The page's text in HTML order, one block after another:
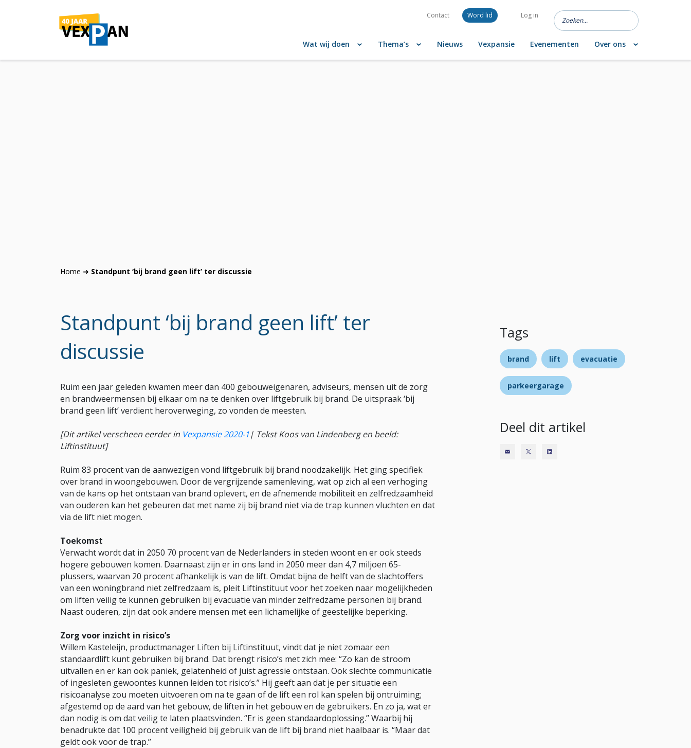
Contact Word lid Log in
Wat wij doen Thema’s Nieuws Vexpansie Evenementen Over ons
Home ➜ Standpunt ‘bij brand geen lift’ ter discussie
Standpunt ‘bij brand geen lift’ ter
discussie
Ruim een jaar geleden kwamen meer dan 400 gebouweigenaren, adviseurs, mensen uit de zorg
en brandweermensen bij elkaar om na te denken over liftgebruik bij brand. De uitspraak ‘bij
brand geen lift’ verdient heroverweging, zo vonden de meesten.
[Dit artikel verscheen eerder in Vexpansie 2020-1| Tekst Koos van Lindenberg en beeld:
Liftinstituut]
Ruim 83 procent van de aanwezigen vond liftgebruik bij brand noodzakelijk. Het ging specifiek
over brand in woongebouwen. Door de vergrijzende samenleving, wat op zich al een verhoging
van de kans op het ontstaan van brand oplevert, en de afnemende mobiliteit en zelfredzaamheid
van ouderen kan het gebeuren dat met name zij bij brand niet via de trap kunnen vluchten en dat
via de lift niet mogen.
Toekomst
Verwacht wordt dat in 2050 70 procent van de Nederlanders in steden woont en er ook steeds
hogere gebouwen komen. Daarnaast zijn er in ons land in 2050 meer dan 4,7 miljoen 65-
plussers, waarvan 20 procent afhankelijk is van de lift. Omdat bijna de helft van de slachtoffers
van een woningbrand niet zelfredzaam is, pleit Liftinstituut voor het zoeken naar mogelijkheden
om liften veilig te kunnen gebruiken bij evacuatie van minder zelfredzame personen bij brand.
Naast ouderen, zijn dat ook andere mensen met een lichamelijke of geestelijke beperking.
Zorg voor inzicht in risico’s
Willem Kasteleijn, productmanager Liften bij Liftinstituut, vindt dat je niet zomaar een
standaardlift kunt gebruiken bij brand. Dat brengt risico’s met zich mee: “Zo kan de stroom
uitvallen en er kan ook paniek, gelatenheid of juist agressie ontstaan. Ook slechte communicatie
of ingesleten gewoontes kunnen leiden tot risico’s.” Hij geeft aan dat je per situatie een
risicoanalyse zou moeten uitvoeren om na te gaan of de lift een rol kan spelen bij ontruiming;
afgestemd op de aard van het gebouw, de liften in het gebouw en de gebruikers. En zo ja, wat er
dan nodig is om dat veilig te laten plaatsvinden. “Er is geen standaardoplossing.’’ Waarbij hij
benadrukte dat 100 procent veiligheid bij gebruik van de lift bij brand niet haalbaar is. “Maar dat
geldt ook voor de trap.’’
Tags
brand lift evacuatie
parkeergarage
Deel dit artikel